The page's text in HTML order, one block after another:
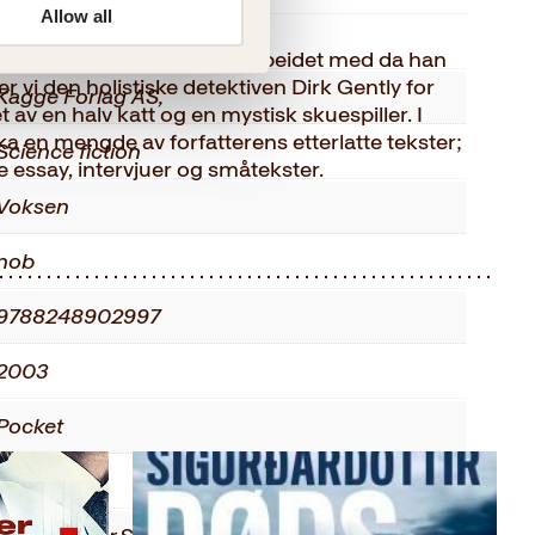
Allow all
roman som forfatteren arbeidet med da han
vi den holistiske detektiven Dirk Gently for
av en halv katt og en mystisk skuespiller. I
en mengde av forfatterens etterlatte tekster;
essay, intervjuer og småtekster.
Adams
Forlag AS,
fiction